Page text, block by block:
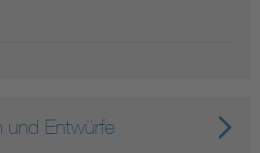
und Entwürfe